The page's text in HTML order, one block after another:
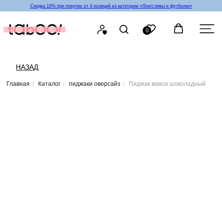
Скидка 10% при покупке от 4 позиций из категории «‎Лонгсливы и футболки»
Главная / Каталог / пиджаки оверсайз / Пиджак макси шоколадный